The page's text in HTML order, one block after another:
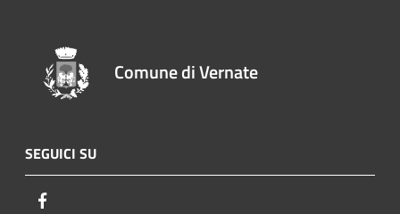
Comune di Vernate
SEGUICI SU